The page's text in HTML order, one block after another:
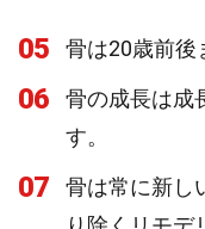
05 骨は20歳前後
06
骨の成長は成
す。
07
骨は常に新し